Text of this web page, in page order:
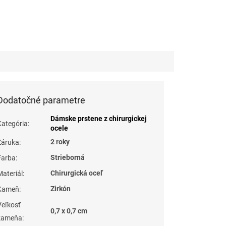
parametre
:
Dámske prstene z chirurgickej
ocele
:
2 roky
:
Strieborná
:
Chirurgická oceľ
:
Zirkón
:
0,7 x 0,7 cm